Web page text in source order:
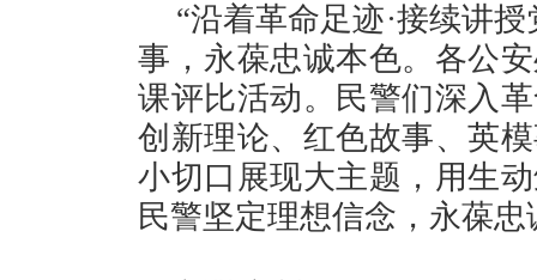
“沿着革命足迹·接续讲
事，永葆忠诚本色。各公
课评比活动。民警们深入
创新理论、红色故事、英
小切口展现大主题，用生
民警坚定理想信念，永葆忠